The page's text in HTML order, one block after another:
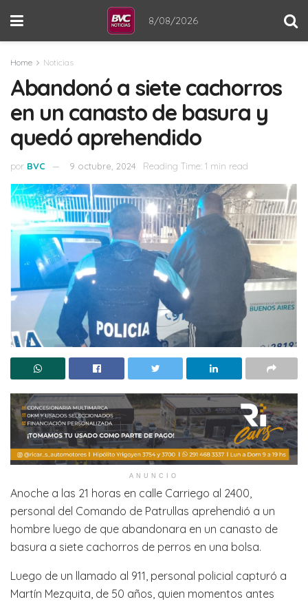
8/08/2026
Home Noticias
Abandonó a siete cachorros
en un canasto de basura y
quedó aprehendido
por BVC 9 octubre, 2024 Reading Time: 1 min read
ANUNCIO
Anoche a las 21 horas en calle Carriego al 2400,
personal del Comando de Patrullas aprehendió a un
hombre luego de que abandonara en un canasto de
basura a siete cachorros de perros en una bolsa.
Luego de un llamado al 911, personal policial capturó a
Martín Mezquita, de 50 años, quien momentos antes